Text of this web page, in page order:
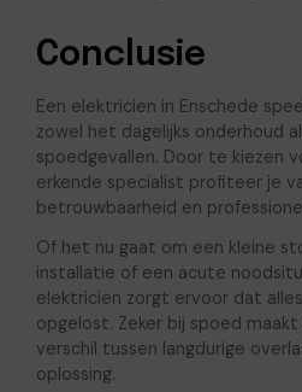
Conclusie
Een elektricien in Enschede
zowel het dagelijks onderhoud
spoedgevallen. Door te kiezen
erkende specialist profiteer je
betrouwbaarheid en
Of het nu gaat om een kleine
installatie of een acute
elektricien zorgt ervoor dat
opgelost. Zeker bij spoed
verschil tussen langdurige
oplossing.